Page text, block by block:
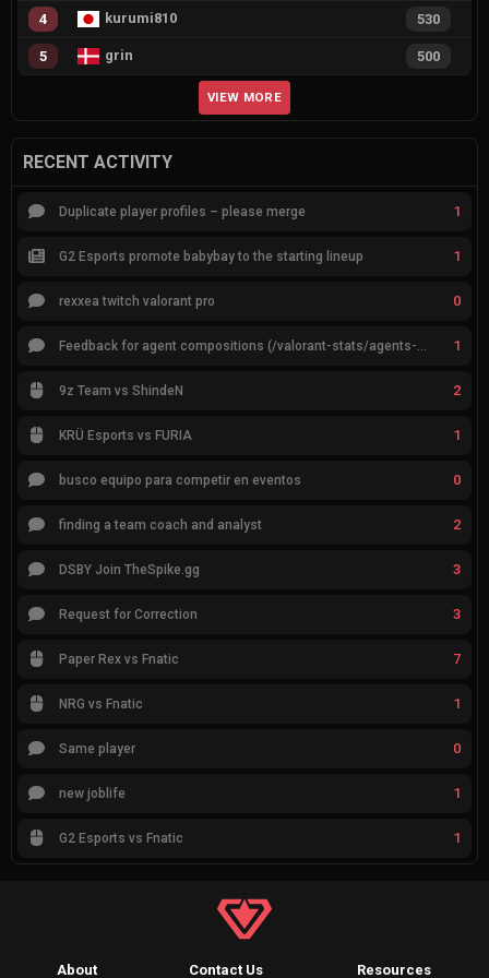
4 kurumi810 530
5 grin 500
VIEW MORE
RECENT ACTIVITY
Duplicate player profiles – please merge 1
G2 Esports promote babybay to the starting lineup 1
rexxea twitch valorant pro 0
1
9z Team vs ShindeN 2
KRÜ Esports vs FURIA 1
busco equipo para competir en eventos 0
finding a team coach and analyst 2
DSBY Join TheSpike.gg 3
Request for Correction 3
Paper Rex vs Fnatic 7
NRG vs Fnatic 1
Same player 0
new joblife 1
G2 Esports vs Fnatic 1
About Contact Us Resources